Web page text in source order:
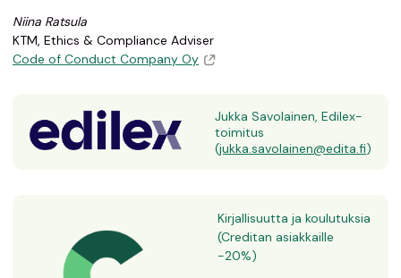
Niina Ratsula
KTM, Ethics & Compliance Adviser
Code of Conduct Company Oy
Jukka Savolainen, Edilex-
toimitus
(jukka.savolainen@edita.fi)
Kirjallisuutta ja koulutuksia
(Creditan asiakkaille
-20%)